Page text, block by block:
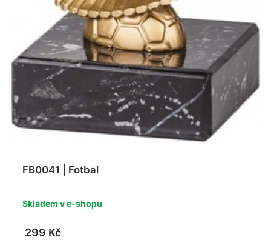
FB0041 | Fotbal
Skladem v e-shopu
299 Kč